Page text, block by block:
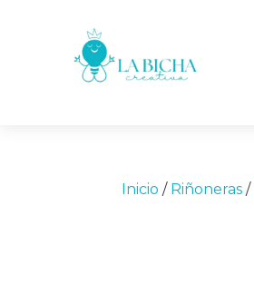
Inicio / Riñoneras /